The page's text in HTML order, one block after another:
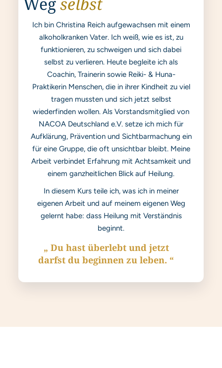
Ich bin Christina Reich aufgewachsen mit einem
alkoholkranken Vater. Ich weiß, wie es ist, zu
funktionieren, zu schweigen und sich dabei
selbst zu verlieren. Heute begleite ich als
Coachin, Trainerin sowie Reiki- & Huna-
Praktikerin Menschen, die in ihrer Kindheit zu viel
tragen mussten und sich jetzt selbst
wiederfinden wollen. Als Vorstandsmitglied von
NACOA Deutschland e.V. setze ich mich für
Aufklärung, Prävention und Sichtbarmachung ein
für eine Gruppe, die oft unsichtbar bleibt. Meine
Arbeit verbindet Erfahrung mit Achtsamkeit und
einem ganzheitlichen Blick auf Heilung.
In diesem Kurs teile ich, was ich in meiner
eigenen Arbeit und auf meinem eigenen Weg
gelernt habe: dass Heilung mit Verständnis
beginnt.
„ Du hast überlebt und jetzt
darfst du beginnen zu leben. “